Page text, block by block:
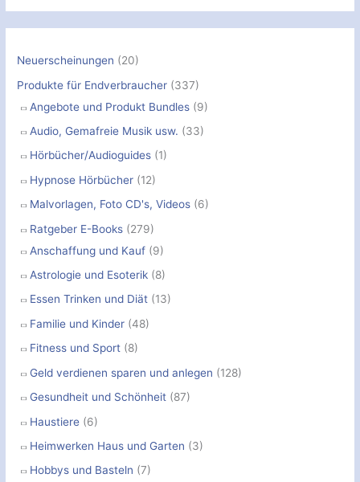
e
a
h
Neuerscheinungen (20)
Produkte für Endverbraucher (337)
Angebote und Produkt Bundles (9)
Audio, Gemafreie Musik usw. (33)
Hörbücher/Audioguides (1)
Hypnose Hörbücher (12)
Malvorlagen, Foto CD's, Videos (6)
Ratgeber E-Books (279)
Anschaffung und Kauf (9)
Astrologie und Esoterik (8)
Essen Trinken und Diät (13)
Familie und Kinder (48)
Fitness und Sport (8)
Geld verdienen sparen und anlegen (128)
Gesundheit und Schönheit (87)
Haustiere (6)
Heimwerken Haus und Garten (3)
Hobbys und Basteln (7)